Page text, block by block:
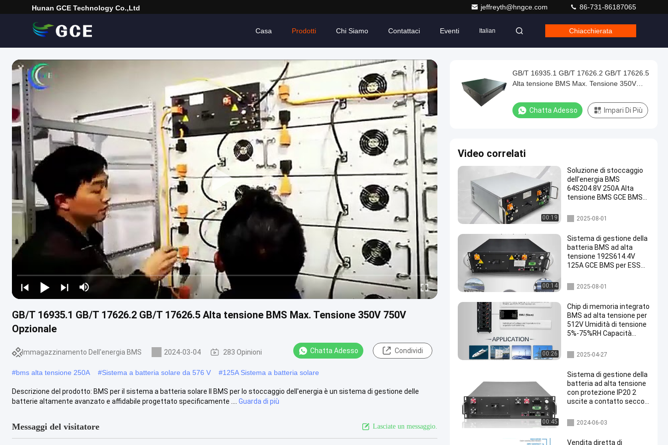
Hunan GCE Technology Co.,Ltd jeffreyth@hngce.com 86-731-86187065
Casa Prodotti Chi Siamo Contattaci Eventi Italian Chiacchierata
GB/T 16935.1 GB/T 17626.2 GB/T 17626.5 Alta tensione BMS Max. Tensione 350V 750V
Opzionale
Immagazzinamento Dell'energia BMS 2024-03-04 283 Opinioni Chatta Adesso Condividi
#bms alta tensione 250A #Sistema a batteria solare da 576 V #125A Sistema a batteria solare
Descrizione del prodotto: BMS per il sistema a batteria solare Il BMS per lo stoccaggio dell'energia è un sistema di gestione delle
batterie altamente avanzato e affidabile progettato specificamente ....
Guarda di più
Messaggi del visitatore Lasciate un messaggio.
GB/T 16935.1 GB/T 17626.2 GB/T 17626.5
Alta tensione BMS Max. Tensione 350V
Chatta Adesso Impari Di Più
Video correlati
00:19
Soluzione di stoccaggio
dell'energia BMS
64S204.8V 250A Alta
tensione BMS GCE BMS
al litio Lifepo4 batteria
Immagazzinamento dell'ener
gia BMS
2025-08-01
00:14
Sistema di gestione della
batteria BMS ad alta
tensione 192S614.4V
125A GCE BMS per ESS
accumulo solare e ESS C
& I
Immagazzinamento dell'ener
gia BMS
2025-08-01
00:26
Chip di memoria integrato
BMS ad alta tensione per
512V Umidità di tensione
5%-75%RH Capacità
bms ad alta tensione
2025-04-27
00:45
Sistema di gestione della
batteria ad alta tensione
con protezione IP20 2
uscite a contatto secco
Immagazzinamento dell'ener
gia BMS
2024-06-03
Vendita diretta di